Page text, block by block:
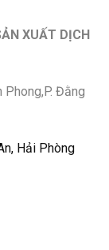
XUẤT DỊCH
Đằng
Hải Phòng